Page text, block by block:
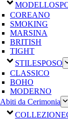
MODELLO
COREANO
SMOKING
MARSINA
BRITISH
TIGHT
STILESPOSO
CLASSICO
BOHO
MODERNO
Abiti da Cerimonia
COLLEZIONE